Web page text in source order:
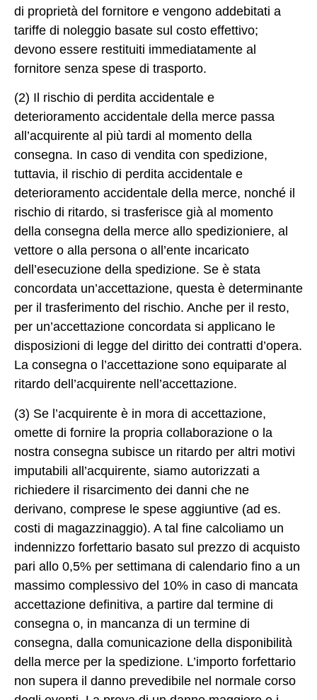
di proprietà del fornitore e vengono addebitati a
tariffe di noleggio basate sul costo effettivo;
devono essere restituiti immediatamente al
fornitore senza spese di trasporto.
(2) Il rischio di perdita accidentale e
deterioramento accidentale della merce passa
all’acquirente al più tardi al momento della
consegna. In caso di vendita con spedizione,
tuttavia, il rischio di perdita accidentale e
deterioramento accidentale della merce, nonché il
rischio di ritardo, si trasferisce già al momento
della consegna della merce allo spedizioniere, al
vettore o alla persona o all’ente incaricato
dell’esecuzione della spedizione. Se è stata
concordata un’accettazione, questa è determinante
per il trasferimento del rischio. Anche per il resto,
per un’accettazione concordata si applicano le
disposizioni di legge del diritto dei contratti d’opera.
La consegna o l’accettazione sono equiparate al
ritardo dell’acquirente nell’accettazione.
(3) Se l’acquirente è in mora di accettazione,
omette di fornire la propria collaborazione o la
nostra consegna subisce un ritardo per altri motivi
imputabili all’acquirente, siamo autorizzati a
richiedere il risarcimento dei danni che ne
derivano, comprese le spese aggiuntive (ad es.
costi di magazzinaggio). A tal fine calcoliamo un
indennizzo forfettario basato sul prezzo di acquisto
pari allo 0,5% per settimana di calendario fino a un
massimo complessivo del 10% in caso di mancata
accettazione definitiva, a partire dal termine di
consegna o, in mancanza di un termine di
consegna, dalla comunicazione della disponibilità
della merce per la spedizione. L’importo forfettario
non supera il danno prevedibile nel normale corso